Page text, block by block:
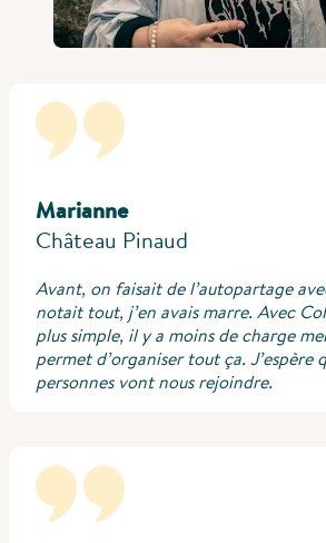
Marianne
Château Pinaud
Avant, on faisait de l’autopartage
notait tout, j’en avais marre. Avec
plus simple, il y a moins de charge
permet d’organiser tout ça. J’espère
personnes vont nous rejoindre.